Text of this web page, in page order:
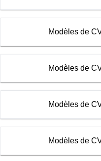
Modèles de
Modèles de
Modèles de
Modèles de